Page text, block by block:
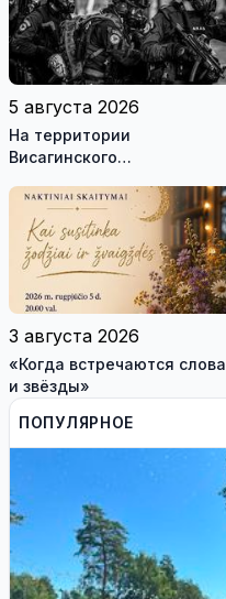
5 августа 2026
На территории
Висагинского
международные
антитеррористические
учения «Baltic Shadow»
3 августа 2026
«Когда встречаются слова
и звёзды»
ПОПУЛЯРНОЕ